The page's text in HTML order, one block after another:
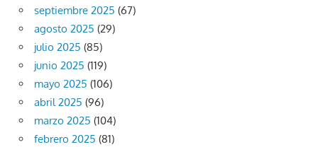
septiembre 2025 (67)
agosto 2025 (29)
julio 2025 (85)
junio 2025 (119)
mayo 2025 (106)
abril 2025 (96)
marzo 2025 (104)
febrero 2025 (81)